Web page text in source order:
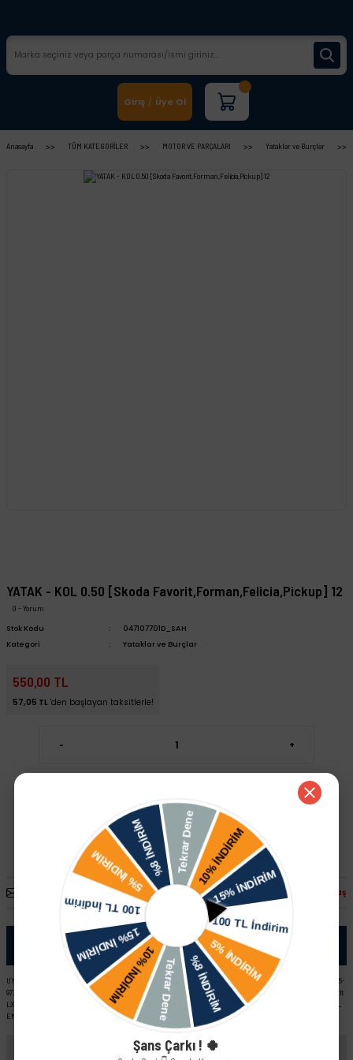
Giriş / Üye Ol
Anasayfa TÜM KATEGORİLER MOTOR VE PARÇALARI Yataklar ve Burçlar
YATAK - KOL 0.50 [Skoda Favorit,Forman,Felicia,Pickup] 12
0 - Yorum
Stok Kodu
047107701D_SAH
Kategori
Yataklar ve Burçlar
550,00 TL
57,05 TL 'den başlayan taksitlerle!
- +
Fiyatı Düşünce Haber Ver Paylaş
Ürün Bilgisi
UYUMLU ARAÇ VE MOTOR TIPLERI: Skoda Forman L EM (89-92) Skoda Felicia Pick-Up Skoda Felicia LX - GLX (95-
97) Skoda Felicia Combi Skoda Forman LX YM (93-95) Skoda Felicia 1.3 MPI Skoda Favorit L EM (89-92) Skoda Favorit
LX YM (93-95) Skoda Favorit Pick-Up LX YM (93-95) Skoda Felicia LX - GLX (98-01) YeniYüz Skoda Favorit Pick-Up L
EM (92-93)
Şans Çarkı ! 🍀